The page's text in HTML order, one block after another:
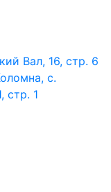
Вал, 16, стр. 6
с.
стр. 1